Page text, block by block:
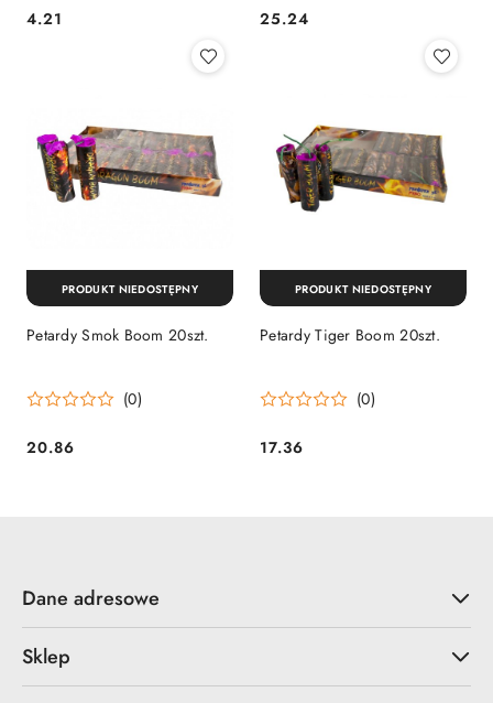
Cena:
4.21 Cena:
25.24
Petardy Smok Boom 20szt.
(0)
Cena:
20.86
PRODUKT NIEDOSTĘPNY
Petardy Tiger Boom 20szt.
(0)
Cena:
17.36
PRODUKT NIEDOSTĘPNY
Dane adresowe
Sklep